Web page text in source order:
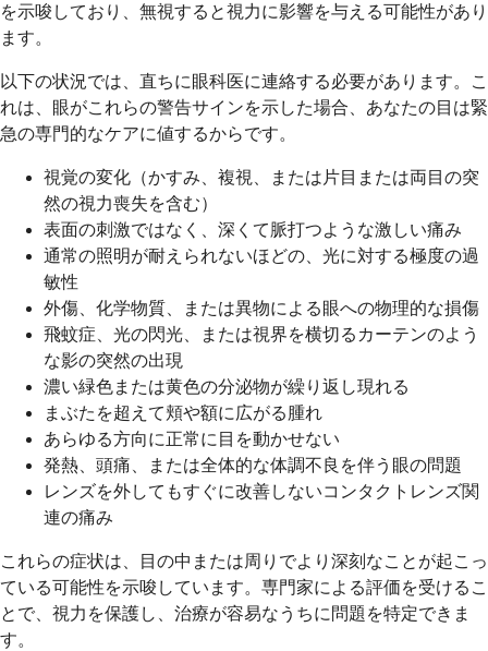
を示唆しており、無視すると視力に影響を与える可能性があり
ます。
以下の状況では、直ちに眼科医に連絡する必要があります。こ
れは、眼がこれらの警告サインを示した場合、あなたの目は緊
急の専門的なケアに値するからです。
視覚の変化（かすみ、複視、または片目または両目の突
然の視力喪失を含む）
表面の刺激ではなく、深くて脈打つような激しい痛み
通常の照明が耐えられないほどの、光に対する極度の過
敏性
外傷、化学物質、または異物による眼への物理的な損傷
飛蚊症、光の閃光、または視界を横切るカーテンのよう
な影の突然の出現
濃い緑色または黄色の分泌物が繰り返し現れる
まぶたを超えて頬や額に広がる腫れ
あらゆる方向に正常に目を動かせない
発熱、頭痛、または全体的な体調不良を伴う眼の問題
レンズを外してもすぐに改善しないコンタクトレンズ関
連の痛み
これらの症状は、目の中または周りでより深刻なことが起こっ
ている可能性を示唆しています。専門家による評価を受けるこ
とで、視力を保護し、治療が容易なうちに問題を特定できま
す。